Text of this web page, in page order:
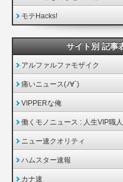
モテHacks!
サイト別 記事
アルファルファモザイク
痛いニュース(ﾉ∀`)
VIPPERな俺
働くモノニュース : 人生VIP職
ニュー速クオリティ
ハムスター速報
カナ速